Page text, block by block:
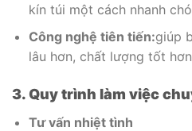
kín túi một cách nhanh
Công nghệ tiên tiến:giúp
lâu hơn, chất lượng tốt
3. Quy trình làm việc
Tư vấn nhiệt tình